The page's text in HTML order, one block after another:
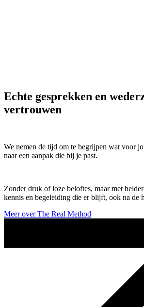
Echte gesprekken en
vertrouwen
We nemen de tijd om te begrijpen wat voor
naar een aanpak die bij je past.
Zonder druk of loze beloftes, maar met
kennis en begeleiding die er blijft, ook na de
Meer over The Real Method